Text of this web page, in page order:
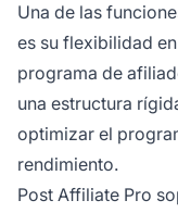
Una de las
es su flexibilidad
programa de
una estructura
optimizar el
rendimiento.
Post Affiliate Pro